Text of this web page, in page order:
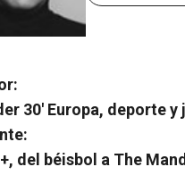
30′ Europa, deporte
del béisbol a The